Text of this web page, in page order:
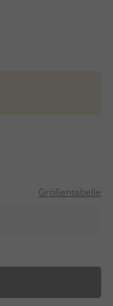
Größentabelle